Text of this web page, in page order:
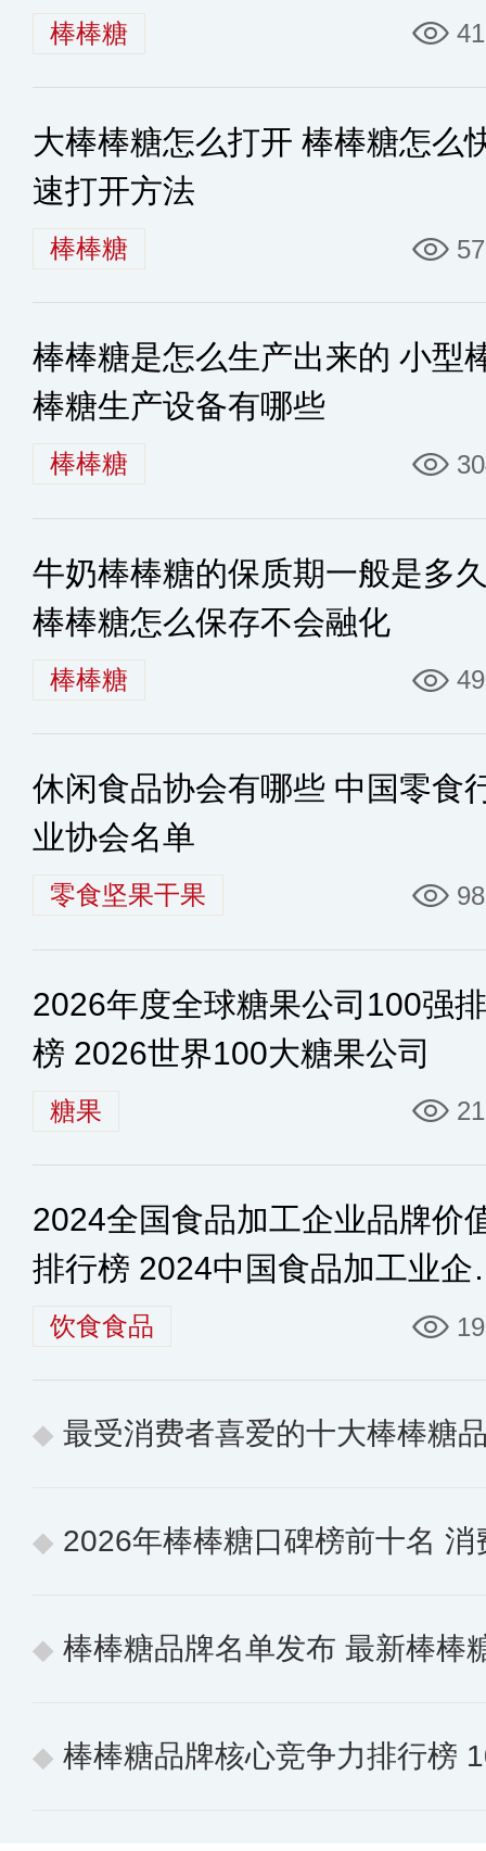
棒棒糖
大棒棒糖怎么打开 棒棒糖怎么
速打开方法
棒棒糖
棒棒糖是怎么生产出来的 小型
棒糖生产设备有哪些
棒棒糖
牛奶棒棒糖的保质期一般是多
棒棒糖怎么保存不会融化
棒棒糖
休闲食品协会有哪些 中国零食
业协会名单
零食坚果干果
2026年度全球糖果公司100强
榜 2026世界100大糖果公司
糖果
2024全国食品加工企业品牌价
排行榜 2024中国食品加工业企
排行榜
饮食食品
最受消费者喜爱的十大棒棒糖
2026年棒棒糖口碑榜前十名 消费
棒棒糖品牌名单发布 最新棒棒
棒棒糖品牌核心竞争力排行榜 10个